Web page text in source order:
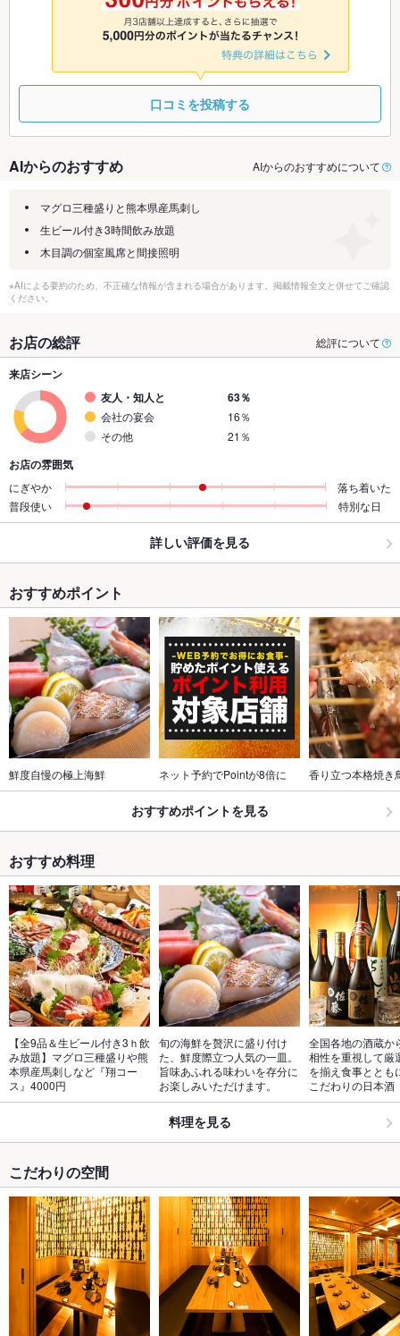
9/7
◎
9/8
◎
9/9
◎
9/10
口コミを投稿する
AIからのおすすめ AIからのおすすめについて
マグロ三種盛りと熊本県産馬刺し
生ビール付き3時間飲み放題
木目調の個室風席と間接照明
※AIによる要約のため、不正確な情報が含まれる場合があります。掲載情報全文と併せてご確認
ください。
お店の総評 総評について
来店シーン
友人・知人と
63％
会社の宴会
16％
その他
21％
お店の雰囲気
にぎやか
落ち着いた
普段使い
特別な日
詳しい評価を見る
おすすめポイント
鮮度自慢の極上海鮮 ネット予約でPointが8倍に 香り立つ本格焼き
おすすめポイントを見る
おすすめ料理
【全9品＆生ビール付き3ｈ飲
み放題】マグロ三種盛りや熊
本県産馬刺しなど『翔コー
ス』4000円
旬の海鮮を贅沢に盛り付け
た、鮮度際立つ人気の一皿。
旨味あふれる味わいを存分に
お楽しみいただけます。
全国各地の酒蔵か
相性を重視して厳
を揃え食事ととも
こだわりの日本酒
料理を見る
こだわりの空間